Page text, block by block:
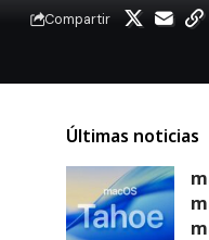
Compartir
Últimas noticias